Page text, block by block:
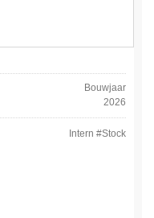
Bouwjaar
2026
Intern #Stock